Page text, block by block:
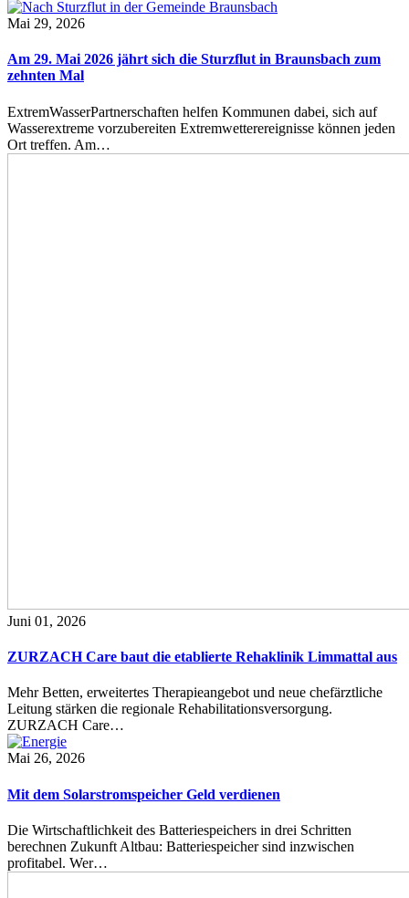
Mai 29, 2026
Am 29. Mai 2026 jährt sich die Sturzflut in Braunsbach zum
zehnten Mal
ExtremWasserPartnerschaften helfen Kommunen dabei, sich auf
Wasserextreme vorzubereiten Extremwetterereignisse können jeden
Ort treffen. Am…
Juni 01, 2026
ZURZACH Care baut die etablierte Rehaklinik Limmattal aus
Mehr Betten, erweitertes Therapieangebot und neue chefärztliche
Leitung stärken die regionale Rehabilitationsversorgung.
ZURZACH Care…
Mai 26, 2026
Mit dem Solarstromspeicher Geld verdienen
Die Wirtschaftlichkeit des Batteriespeichers in drei Schritten
berechnen Zukunft Altbau: Batteriespeicher sind inzwischen
profitabel. Wer…